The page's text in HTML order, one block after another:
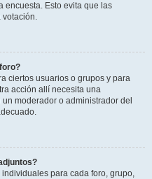
encuesta. Esto evita que las
votación.
ciertos usuarios o grupos y para
acción allí necesita una
moderador o administrador del
para cada foro, grupo,